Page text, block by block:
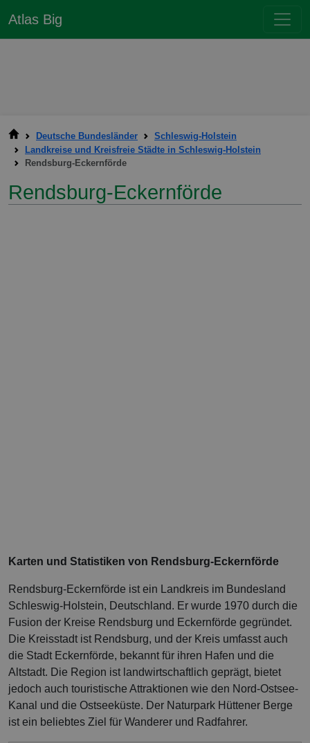
Atlas Big
Deutsche Bundesländer
Schleswig-Holstein
Landkreise und Kreisfreie Städte in Schleswig-Holstein
Rendsburg-Eckernförde
Rendsburg-Eckernförde
Karten und Statistiken von Rendsburg-Eckernförde
Rendsburg-Eckernförde ist ein Landkreis im Bundesland
Schleswig-Holstein, Deutschland. Er wurde 1970 durch die
Fusion der Kreise Rendsburg und Eckernförde gegründet.
Die Kreisstadt ist Rendsburg, und der Kreis umfasst auch
die Stadt Eckernförde, bekannt für ihren Hafen und die
Altstadt. Die Region ist landwirtschaftlich geprägt, bietet
jedoch auch touristische Attraktionen wie den Nord-Ostsee-
Kanal und die Ostseeküste. Der Naturpark Hüttener Berge
ist ein beliebtes Ziel für Wanderer und Radfahrer.